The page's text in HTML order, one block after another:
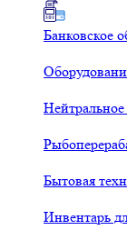
Банковское
Бытовая
Инвентарь